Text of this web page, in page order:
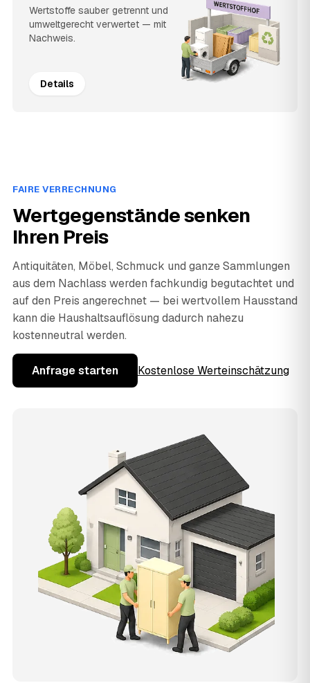
Wertstoffe sauber getrennt und
umweltgerecht verwertet — mit
Nachweis.
Details
FAIRE VERRECHNUNG
Wertgegenstände senken
Ihren Preis
Antiquitäten, Möbel, Schmuck und ganze Sammlungen
aus dem Nachlass werden fachkundig begutachtet und
auf den Preis angerechnet — bei wertvollem Hausstand
kann die Haushaltsauflösung dadurch nahezu
kostenneutral werden.
Anfrage starten Kostenlose Werteinschätzung